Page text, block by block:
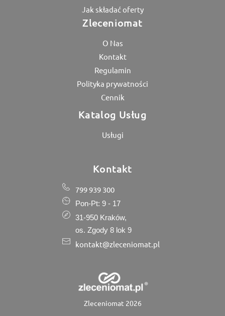
Jak składać oferty
Zleceniomat
O Nas
Kontakt
Regulamin
Polityka prywatności
Cennik
Katalog Usług
Usługi
Kontakt
799 939 300
Pon-Pt: 9 - 17
31-950 Kraków,
os. Zgody 8 lok 9
kontakt@zleceniomat.pl
Zleceniomat 2026